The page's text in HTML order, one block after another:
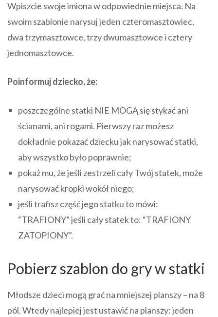
Wpiszcie swoje imiona w odpowiednie miejsca. Na
swoim szablonie narysuj jeden czteromasztowiec,
dwa trzymasztowce, trzy dwumasztowce i cztery
jednomasztowce.
Poinformuj dziecko, że:
poszczególne statki NIE MOGĄ się stykać ani
ścianami, ani rogami. Pierwszy raz możesz
dokładnie pokazać dziecku jak narysować statki,
aby wszystko było poprawnie;
pokaż mu, że jeśli zestrzeli cały Twój statek, może
narysować kropki wokół niego;
jeśli trafisz część jego statku to mówi:
“TRAFIONY” jeśli cały statek to: “TRAFIONY
ZATOPIONY”.
Pobierz szablon do gry w statki
Młodsze dzieci mogą grać na mniejszej planszy – na 8
pól. Wtedy najlepiej jest ustawić na planszy: jeden